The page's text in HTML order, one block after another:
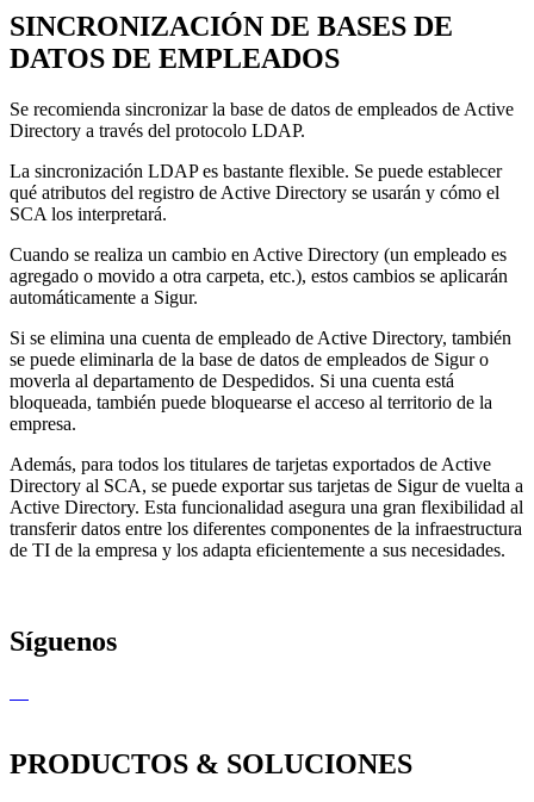
SINCRONIZACIÓN DE BASES DE
DATOS DE EMPLEADOS
Se recomienda sincronizar la base de datos de empleados de Active
Directory a través del protocolo LDAP.
La sincronización LDAP es bastante flexible. Se puede establecer
qué atributos del registro de Active Directory se usarán y cómo el
SCA los interpretará.
Cuando se realiza un cambio en Active Directory (un empleado es
agregado o movido a otra carpeta, etc.), estos cambios se aplicarán
automáticamente a Sigur.
Si se elimina una cuenta de empleado de Active Directory, también
se puede eliminarla de la base de datos de empleados de Sigur o
moverla al departamento de Despedidos. Si una cuenta está
bloqueada, también puede bloquearse el acceso al territorio de la
empresa.
Además, para todos los titulares de tarjetas exportados de Active
Directory al SCA, se puede exportar sus tarjetas de Sigur de vuelta a
Active Directory. Esta funcionalidad asegura una gran flexibilidad al
transferir datos entre los diferentes componentes de la infraestructura
de TI de la empresa y los adapta eficientemente a sus necesidades.
Síguenos
PRODUCTOS & SOLUCIONES